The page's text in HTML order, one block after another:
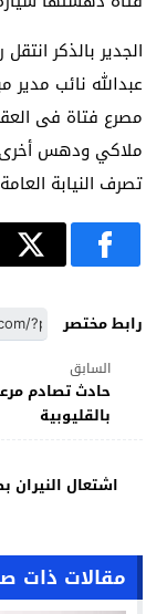
الجدير بالذكر
عبدالله نائب مدير
مصرع فتاة فى
ملاكي ودهس أخرى
تصرف النيابة
رابط مختصر
السابق
حادث تصادم
بالقليوبية
اشتعال النيران
مقالات ذات